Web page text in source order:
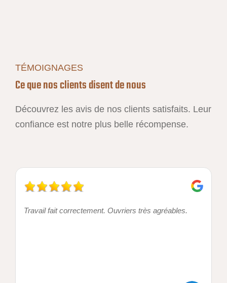
TÉMOIGNAGES
Ce que nos clients disent de nous
Découvrez les avis de nos clients satisfaits. Leur
confiance est notre plus belle récompense.
Travail fait correctement. Ouvriers très agréables.